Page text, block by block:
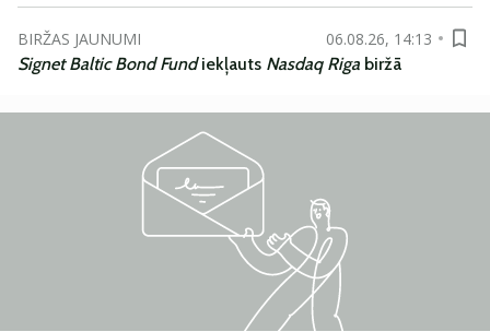
BIRŽAS JAUNUMI
06.08.26, 14:13
Signet Baltic Bond Fundiekļauts Nasdaq Riga biržā